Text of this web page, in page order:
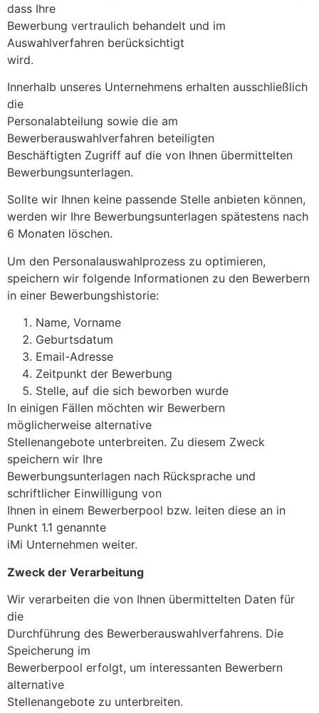
dass Ihre
Bewerbung vertraulich behandelt und im
Auswahlverfahren berücksichtigt
wird.
Innerhalb unseres Unternehmens erhalten ausschließlich
die
Personalabteilung sowie die am
Bewerberauswahlverfahren beteiligten
Beschäftigten Zugriff auf die von Ihnen übermittelten
Bewerbungsunterlagen.
Sollte wir Ihnen keine passende Stelle anbieten können,
werden wir Ihre Bewerbungsunterlagen spätestens nach
6 Monaten löschen.
Um den Personalauswahlprozess zu optimieren,
speichern wir folgende Informationen zu den Bewerbern
in einer Bewerbungshistorie:
Name, Vorname
Geburtsdatum
Email-Adresse
Zeitpunkt der Bewerbung
Stelle, auf die sich beworben wurde
In einigen Fällen möchten wir Bewerbern
möglicherweise alternative
Stellenangebote unterbreiten. Zu diesem Zweck
speichern wir Ihre
Bewerbungsunterlagen nach Rücksprache und
schriftlicher Einwilligung von
Ihnen in einem Bewerberpool bzw. leiten diese an in
Punkt 1.1 genannte
iMi Unternehmen weiter.
Zweck der Verarbeitung
Wir verarbeiten die von Ihnen übermittelten Daten für
die
Durchführung des Bewerberauswahlverfahrens. Die
Speicherung im
Bewerberpool erfolgt, um interessanten Bewerbern
alternative
Stellenangebote zu unterbreiten.